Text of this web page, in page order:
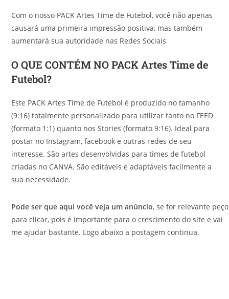
Com o nosso PACK Artes Time de Futebol, você não apenas
causará uma primeira impressão positiva, mas também
aumentará sua autoridade nas Redes Sociais
O QUE CONTÉM NO PACK Artes Time de
Futebol?
Este PACK Artes Time de Futebol é produzido no tamanho
(9:16) totalmente personalizado para utilizar tanto no FEED
(formato 1:1) quanto nos Stories (formato 9:16). Ideal para
postar no Instagram, facebook e outras redes de seu
interesse. São artes desenvolvidas para times de futebol
criadas no CANVA. São editáveis e adaptáveis facilmente a
sua necessidade.
Pode ser que aqui você veja um anúncio, se for relevante peço
para clicar, pois é importante para o crescimento do site e vai
me ajudar bastante. Logo abaixo a postagem continua.